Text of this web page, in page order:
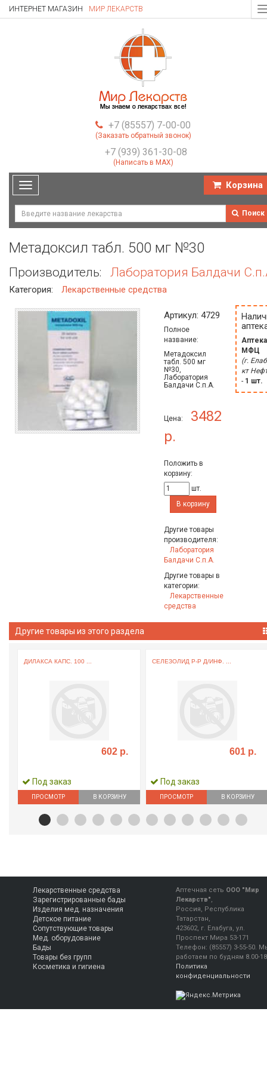
ИНТЕРНЕТ МАГАЗИН МИР ЛЕКАРСТВ
+7 (85557) 7-00-00
(Заказать обратный звонок)
+7 (939) 361-30-08
(Написать в MAX)
Toggle
navigation
Корзина
Поиск
Метадоксил табл. 500 мг №30
Производитель: Лаборатория Балдачи
Категория: Лекарственные средства
Артикул: 4729
Полное
название:
Метадоксил
табл. 500 мг
№30,
Лаборатория
Балдачи С.п.А.
Цена:
3482
р.
Положить в
корзину:
шт.
В корзину
Другие товары
производителя:
Лаборатория
Балдачи С.п.А.
Другие товары в
категории:
Лекарственные
средства
МФЦ
(г.
кт
- 1 шт.
Другие товары из этого раздела
ДИЛАКСА КАПС. 100 ...
602 р.
Под заказ
ПРОСМОТР В КОРЗИНУ
СЕЛЕЗОЛИД Р-Р Д/ИНФ. ...
601 р.
Под заказ
ПРОСМОТР В КОРЗИНУ
Лекарственные средства
Зарегистрированные бады
Изделия мед. назначения
Детское питание
Сопутствующие товары
Мед. оборудование
Бады
Товары без групп
Косметика и гигиена
Аптечная сеть ООО "Мир
Лекарств",
Россия, Республика
Татарстан,
423602, г. Елабуга, ул.
Проспект Мира 53-171
Телефон: (85557) 3-55-50.
работаем по будням 8.00-
Политика
конфиденциальности